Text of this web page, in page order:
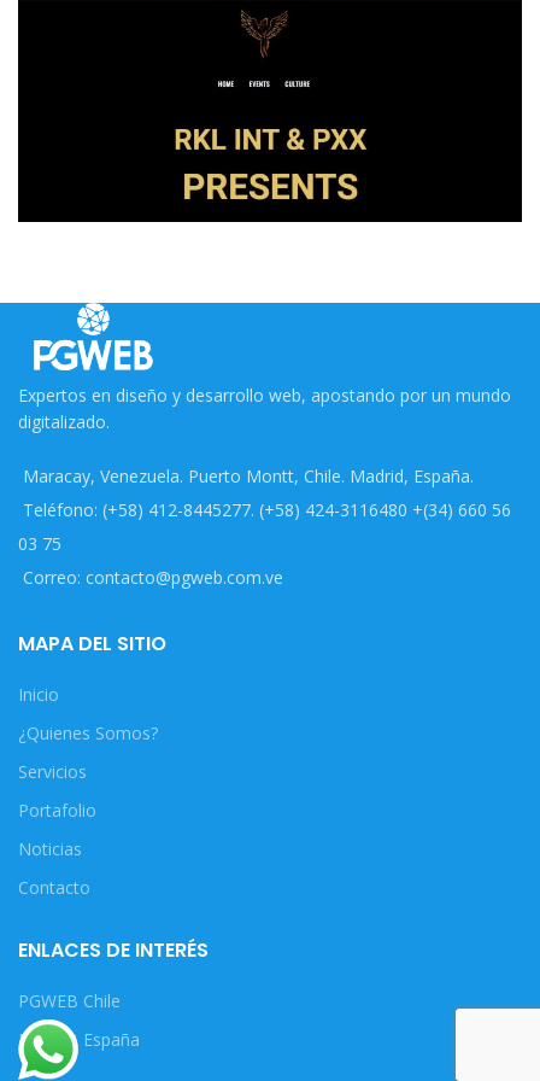
Expertos en diseño y desarrollo web, apostando por un mundo
digitalizado.
Maracay, Venezuela. Puerto Montt, Chile. Madrid, España.
Teléfono: (+58) 412-8445277. (+58) 424-3116480 +(34) 660 56
03 75
Correo: contacto@pgweb.com.ve
MAPA DEL SITIO
Inicio
¿Quienes Somos?
Servicios
Portafolio
Noticias
Contacto
ENLACES DE INTERÉS
PGWEB Chile
PGWEB España